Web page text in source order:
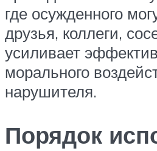
где осужденного
друзья, коллеги,
усиливает
морального
нарушителя.
Порядок